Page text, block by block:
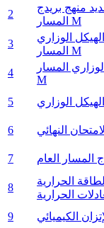
2
منهج بريدج
المسار M
3
الوزاري
المسار M
4
المسار
M
5
الوزاري
6
النهائي
7
المسار العام
8
الحرارية
الحرارية
9
الكيميائي